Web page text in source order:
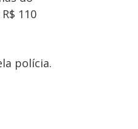
110
polícia.